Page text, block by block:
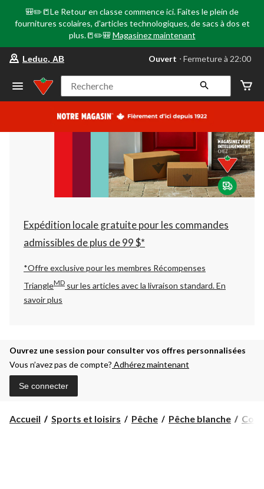
🎒✏️📒Le Retour en classe commence ici. Faites le plein de
fournitures scolaires, d'articles technologiques, de sacs à dos et
plus.📒✏️🎒 Magasinez maintenant
votre
préféré
Leduc,
AB,
courament
Fermeture
à
22:00
cliquer
pour
changer
Leduc, AB Ouvert ⋅ Fermeture à 22:00
Recherche
Expédition locale gratuite pour les commandes
admissibles de plus de 99 $*
*Offre exclusive pour les membres Récompenses
TriangleMD sur les articles avec la livraison standard.En
savoir plus
Ouvrez une session pour consulter vos offres personnalisées
Vous n’avez pas de compte? Adhérez maintenant
Se connecter
Accueil Sports et loisirs Pêche Pêche blanche